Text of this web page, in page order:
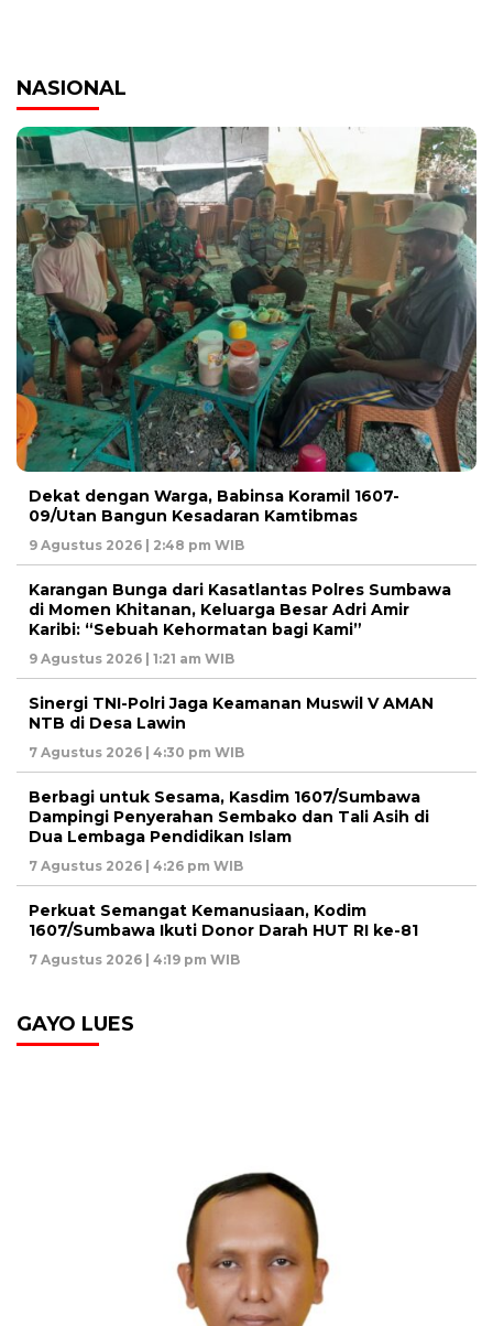
NASIONAL
‎Dekat dengan Warga, Babinsa Koramil 1607-
09/Utan Bangun Kesadaran Kamtibmas
9 Agustus 2026 | 2:48 pm WIB
Karangan Bunga dari Kasatlantas Polres Sumbawa
di Momen Khitanan, Keluarga Besar Adri Amir
Karibi: “Sebuah Kehormatan bagi Kami”
9 Agustus 2026 | 1:21 am WIB
‎Sinergi TNI-Polri Jaga Keamanan Muswil V AMAN
NTB di Desa Lawin
7 Agustus 2026 | 4:30 pm WIB
Berbagi untuk Sesama, Kasdim 1607/Sumbawa
Dampingi Penyerahan Sembako dan Tali Asih di
Dua Lembaga Pendidikan Islam
7 Agustus 2026 | 4:26 pm WIB
Perkuat Semangat Kemanusiaan, Kodim
1607/Sumbawa Ikuti Donor Darah HUT RI ke-81
7 Agustus 2026 | 4:19 pm WIB
GAYO LUES